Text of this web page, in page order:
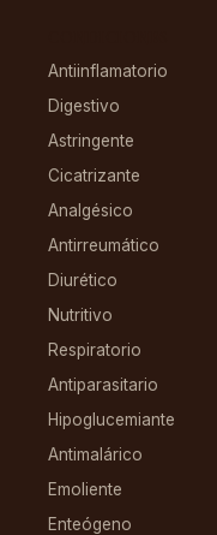
Antiinflamatorio
Digestivo
Astringente
Cicatrizante
Analgésico
Antirreumático
Diurético
Nutritivo
Respiratorio
Antiparasitario
Hipoglucemiante
Antimalárico
Emoliente
Enteógeno